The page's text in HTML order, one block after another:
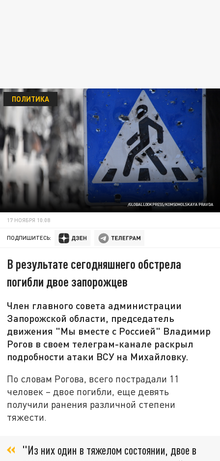
/GLOBALLOOKPRESS/KOMSOMOLSKAYA PRAVDA
ПОЛИТИКА
17 НОЯБРЯ 10:08
ПОДПИШИТЕСЬ:
В результате сегодняшнего обстрела
погибли двое запорожцев
Член главного совета администрации
Запорожской области, председатель
движения "Мы вместе с Россией" Владимир
Рогов в своем телеграм-канале раскрыл
подробности атаки ВСУ на Михайловку.
По словам Рогова, всего пострадали 11
человек – двое погибли, еще девять
получили ранения различной степени
тяжести.
"Из них один в тяжелом состоянии, двое в